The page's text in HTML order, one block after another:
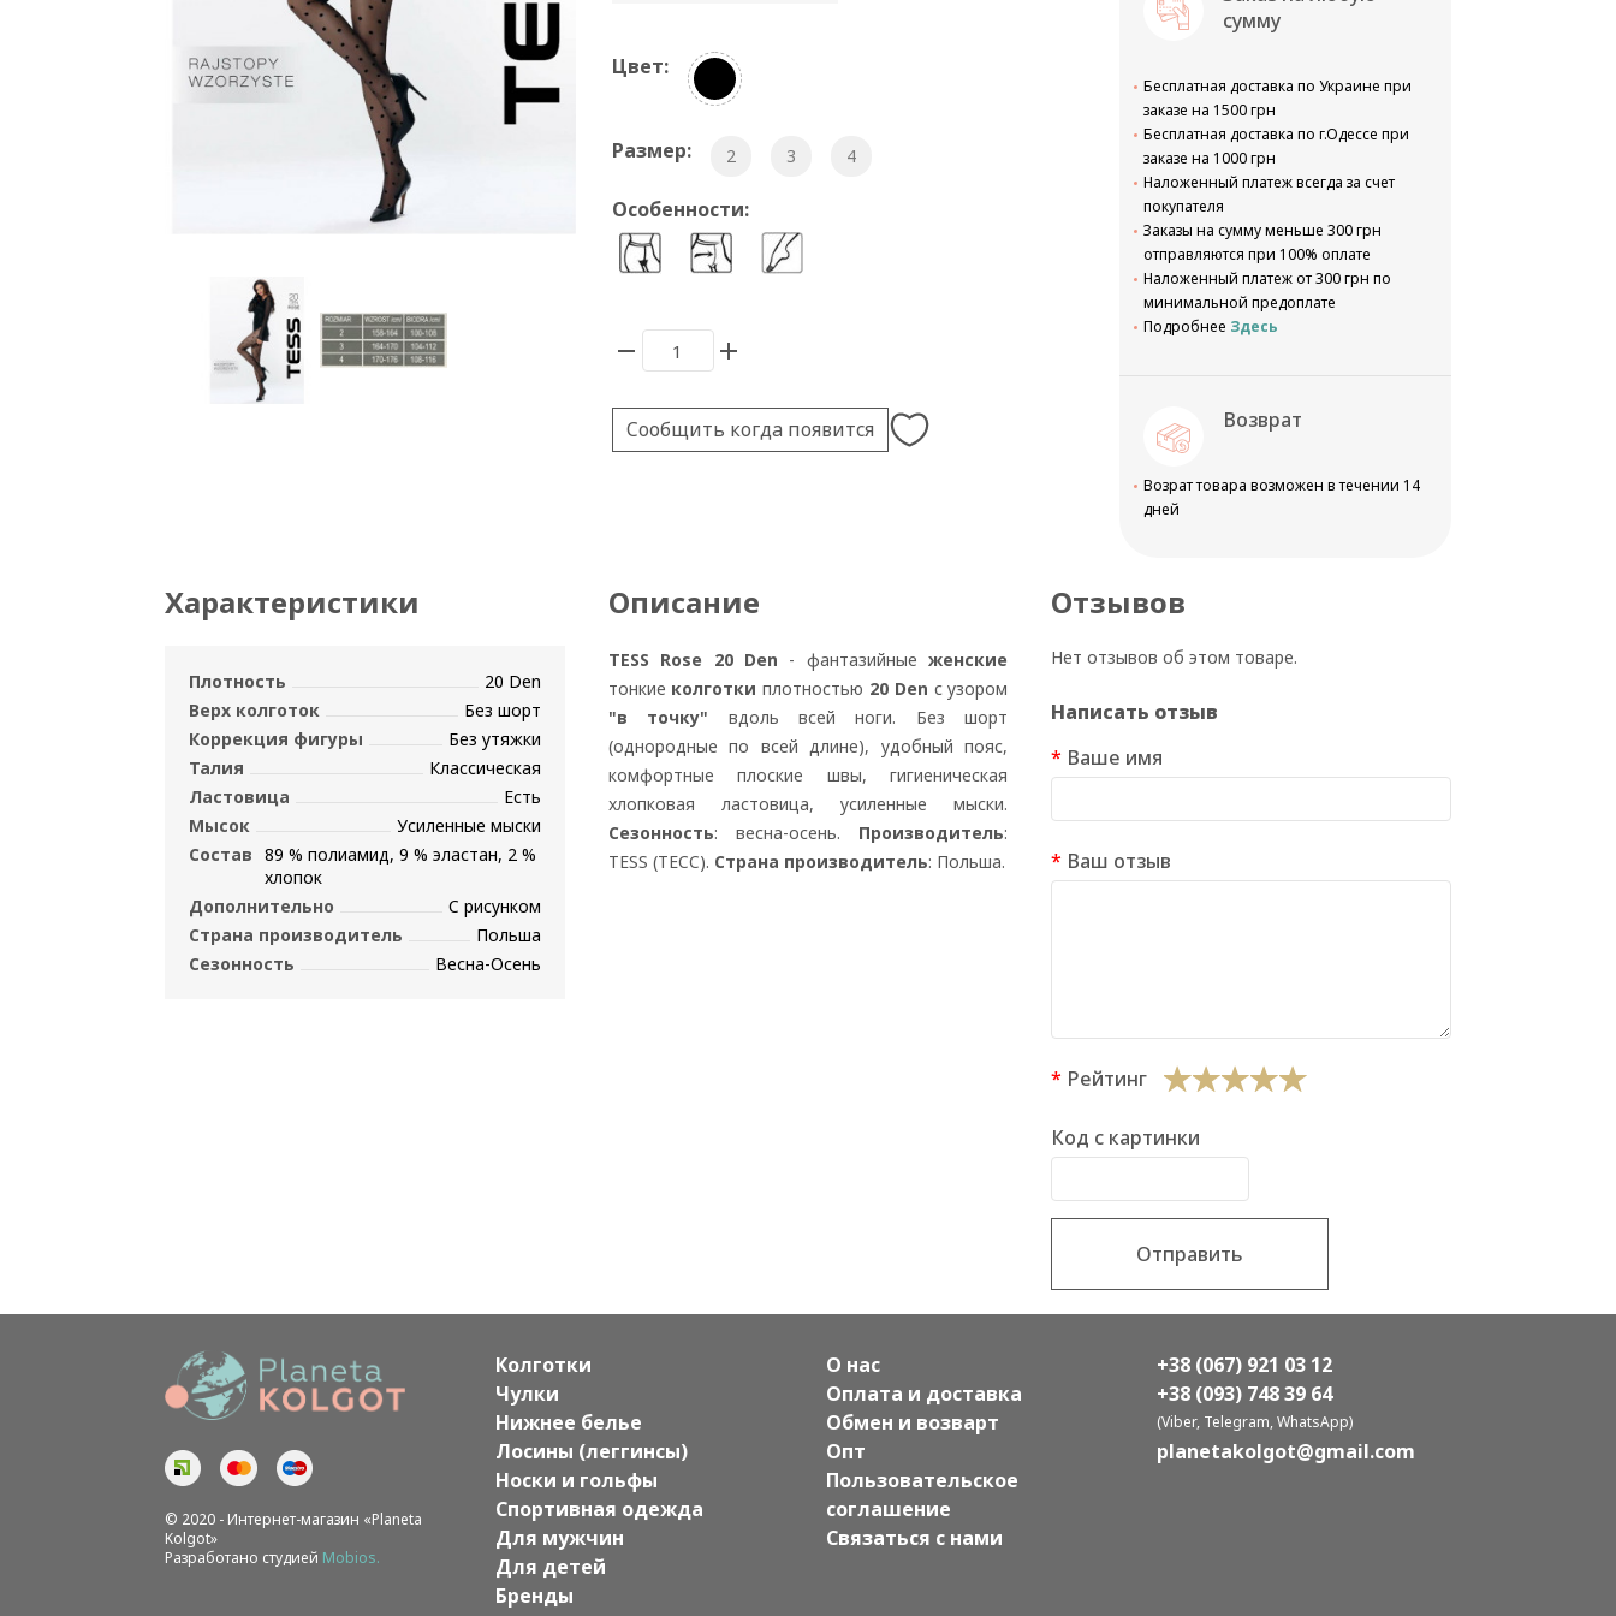
Цвет:
Размер: 2 3 4
Особенности:
Сообщить когда появится
сумму
Бесплатная доставка по Украине при
заказе на 1500 грн
Бесплатная доставка по г.Одессе при
заказе на 1000 грн
Наложенный платеж всегда за счет
покупателя
Заказы на сумму меньше 300 грн
отправляются при 100% оплате
Наложенный платеж от 300 грн по
минимальной предоплате
Подробнее Здесь
Возврат
Возрат товара возможен в течении 14
дней
Характеристики
Плотность
20 Den
Верх колготок
Без шорт
Коррекция фигуры
Без утяжки
Талия
Классическая
Ластовица
Есть
Мысок
Усиленные мыски
Состав 89 % полиамид, 9 % эластан, 2 %
хлопок
Дополнительно
С рисунком
Страна производитель
Польша
Сезонность
Весна-Осень
Описание
TESS Rose 20 Den - фантазийныеженские
тонкие колготкиплотностью 20 Den с узором
"в точку" вдоль всей ноги. Без шорт
(однородные по всей длине), удобный пояс,
комфортные плоские швы, гигиеническая
хлопковая ластовица, усиленные мыски.
Сезонность: весна-осень. Производитель:
TESS (ТЕСС). Страна производитель: Польша.
Отзывов
Нет отзывов об этом товаре.
Написать отзыв
Ваше имя
Ваш отзыв
Рейтинг
Код с картинки
Отправить
© 2020 - Интернет-магазин «Planeta
Kolgot»
Разработано студией Mobios.
Колготки
Чулки
Нижнее белье
Лосины (леггинсы)
Носки и гольфы
Спортивная одежда
Для мужчин
Для детей
Бренды
О нас
Оплата и доставка
Обмен и возварт
Опт
Пользовательское
соглашение
Связаться с нами
+38 (067) 921 03 12
+38 (093) 748 39 64
(Viber, Telegram, WhatsApp)
planetakolgot@gmail.com